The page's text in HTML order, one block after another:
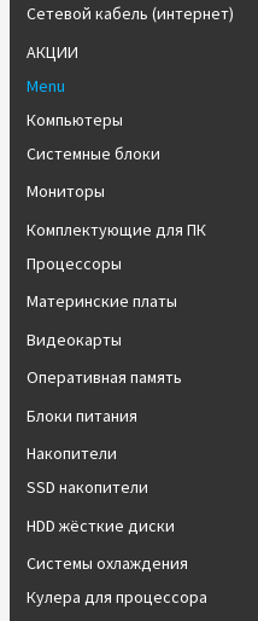
Сетевой кабель (интернет)
АКЦИИ
Menu
Компьютеры
Системные блоки
Мониторы
Комплектующие для ПК
Процессоры
Материнские платы
Видеокарты
Оперативная память
Блоки питания
Накопители
SSD накопители
HDD жёсткие диски
Системы охлаждения
Кулера для процессора